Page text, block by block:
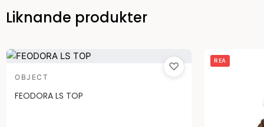
Liknande produkter
♡
OBJECT
FEODORA LS TOP
REA